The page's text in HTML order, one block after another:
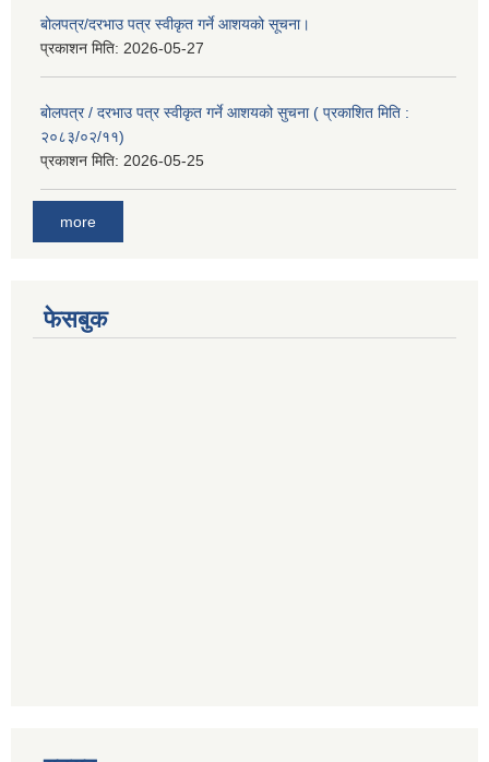
बोलपत्र/दरभाउ पत्र स्वीकृत गर्ने आशयको सूचना।
प्रकाशन मिति: 2026-05-27
बोलपत्र / दरभाउ पत्र स्वीकृत गर्ने आशयको सुचना ( प्रकाशित मिति :
२०८३/०२/११)
प्रकाशन मिति: 2026-05-25
more
फेसबुक